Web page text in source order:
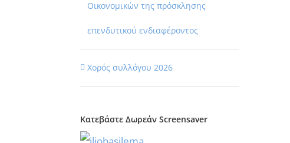
Οικονομικών της πρόσκλησης
επενδυτικού ενδιαφέροντος
Χορός συλλόγου 2026
Κατεβάστε Δωρεάν Screensaver